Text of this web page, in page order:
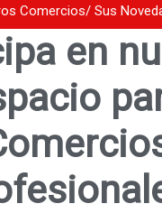
Comercios/ Sus
en